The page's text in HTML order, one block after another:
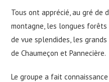
Tous ont apprécié, au gré de
montagne, les longues
de vue splendides, les
de Chaumeçon et Pannecière.
Le groupe a fait